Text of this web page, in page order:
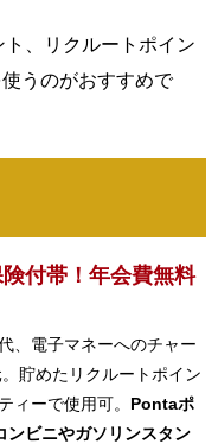
、リクルートポイン
うのがおすすめで
付帯！年会費無料
、電子マネーへのチャー
貯めたリクルートポイン
ィーで使用可。 Pontaポ
ンビニやガソリンスタン